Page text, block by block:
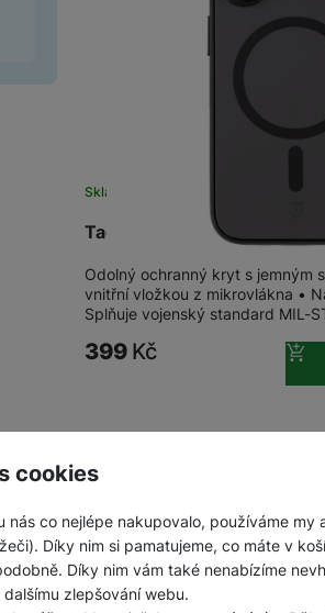
cookies
nás co nejlépe nakupovalo, používáme
Díky nim si pamatujeme, co máte v
Díky nim vám také nenabízíme
zlepšování webu.
Tactical MagForce
Skladem
Odolný ochranný kryt s jemným
vnitřní vložkou z mikrovlákna •
Splňuje vojenský standard MIL-
399 Kč